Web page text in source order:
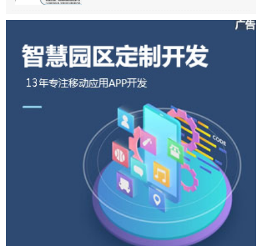
格局，与南京等周边城市交通联动频繁，